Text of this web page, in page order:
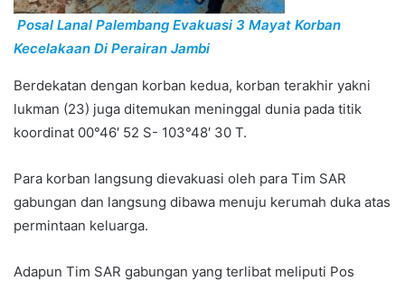
Posal Lanal Palembang Evakuasi 3 Mayat Korban
Kecelakaan Di Perairan Jambi
Berdekatan dengan korban kedua, korban terakhir yakni
lukman (23) juga ditemukan meninggal dunia pada titik
koordinat 00°46′ 52 S- 103°48′ 30 T.
Para korban langsung dievakuasi oleh para Tim SAR
gabungan dan langsung dibawa menuju kerumah duka atas
permintaan keluarga.
Adapun Tim SAR gabungan yang terlibat meliputi Pos